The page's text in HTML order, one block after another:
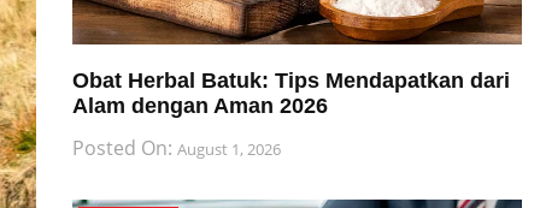
Obat Herbal Batuk: Tips Mendapatkan dari
Alam dengan Aman 2026
Posted On: August 1, 2026